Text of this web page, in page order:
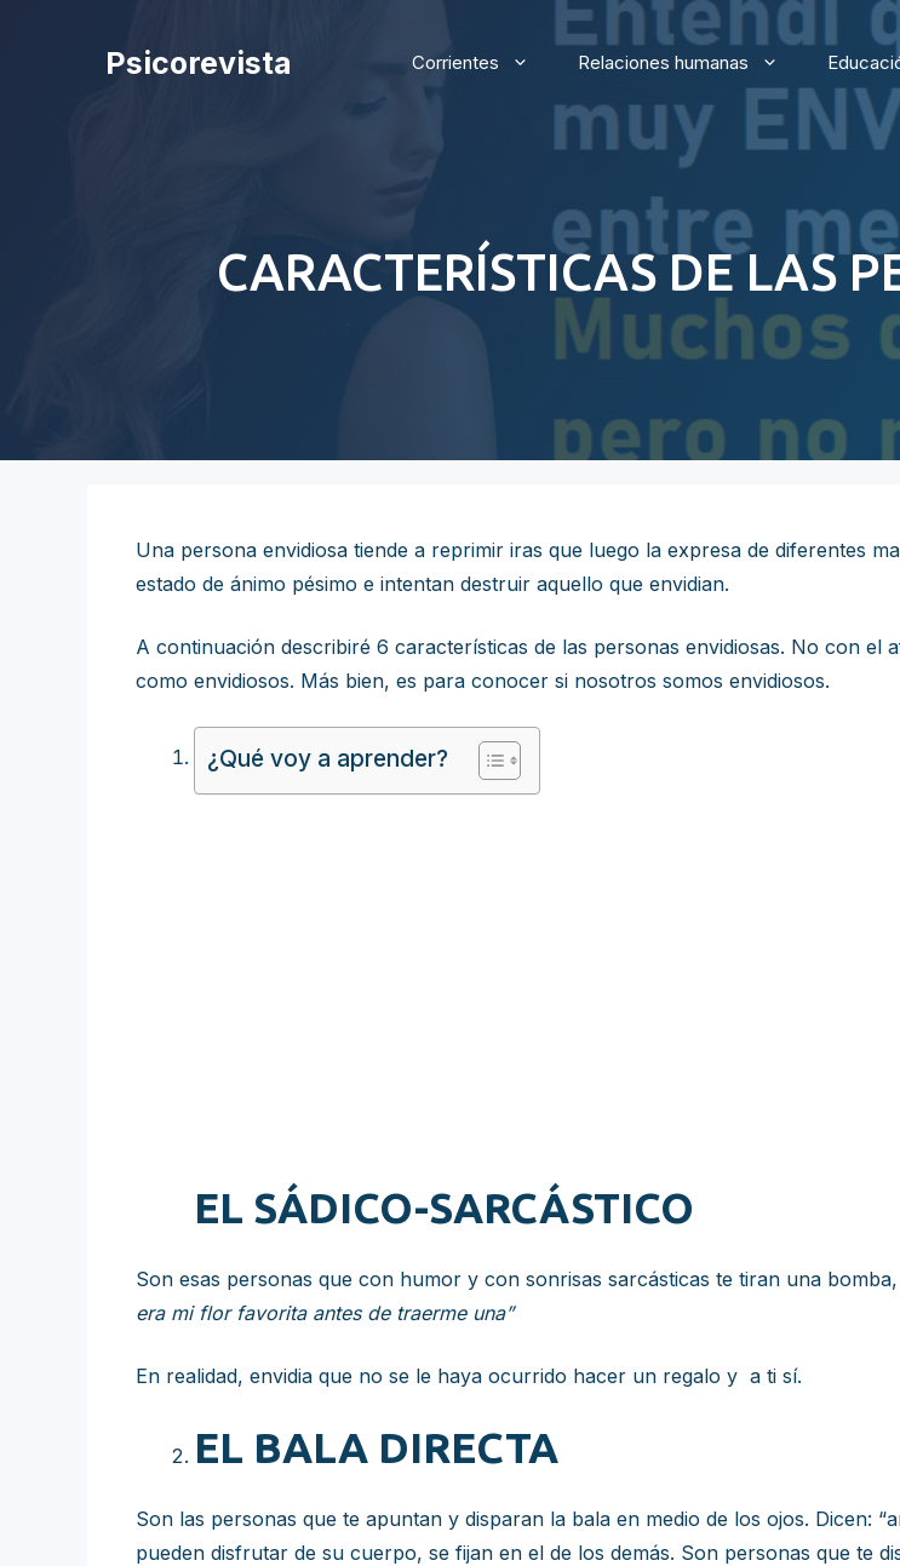
Psicorevista Corrientes Relaciones humanas
CARACTERÍSTICAS DE LAS
Una persona envidiosa tiende a reprimir iras que luego la expresa de diferentes
estado de ánimo pésimo e intentan destruir aquello que envidian.
A continuación describiré 6 características de las personas envidiosas. No con el
como envidiosos. Más bien, es para conocer si nosotros somos envidiosos.
¿Qué voy a aprender?
EL SÁDICO-SARCÁSTICO
Son esas personas que con humor y con sonrisas sarcásticas te tiran una
era mi flor favorita antes de traerme una”
En realidad, envidia que no se le haya ocurrido hacer un regalo y a ti sí.
EL BALA DIRECTA
Son las personas que te apuntan y disparan la bala en medio de los ojos. Dicen:
pueden disfrutar de su cuerpo, se fijan en el de los demás. Son personas que te